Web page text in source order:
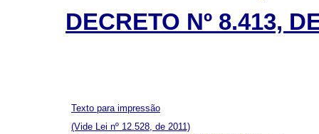
DECRETO Nº 8.413,
Texto para impressão
(Vide Lei nº 12.528, de 2011)